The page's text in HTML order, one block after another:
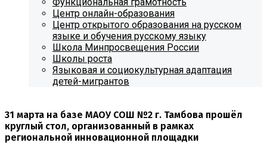
Центр онлайн-образования
Центр открытого образования на русском
языке и обучения русскому языку
Школа Минпросвещения России
Школы роста
Языковая и социокультурная адаптация
детей-мигрантов
31 марта на базе МАОУ СОШ №2 г. Тамбова прошёл
круглый стол, организованный в рамках
региональной инновационной площадки